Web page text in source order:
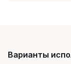
Варианты